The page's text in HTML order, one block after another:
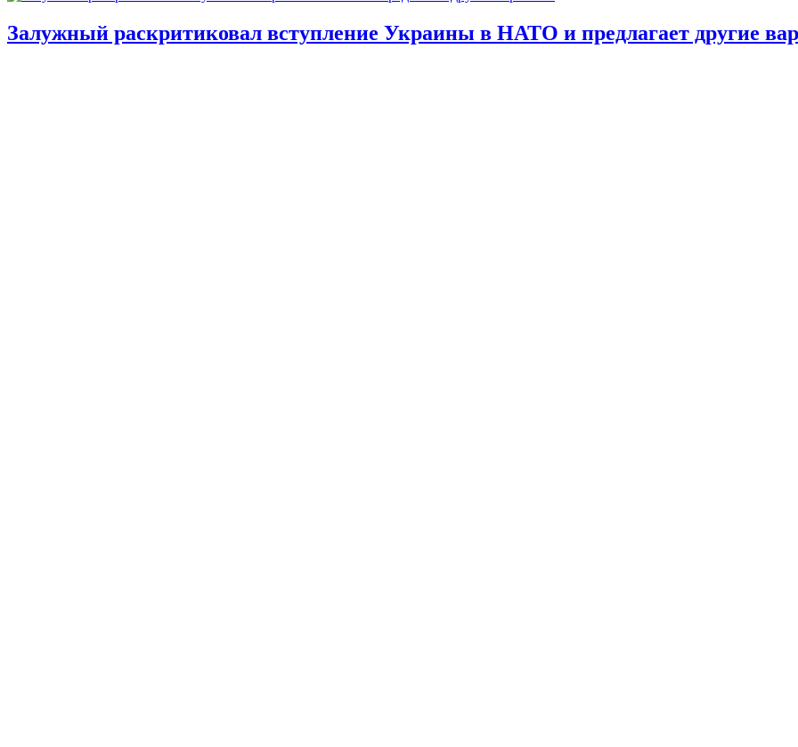
Залужный раскритиковал вступление Украины в НАТО и предлагает другие